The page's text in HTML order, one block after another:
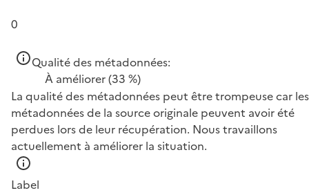
0
Qualité des métadonnées:
À améliorer(33 %)
La qualité des métadonnées peut être trompeuse car les
métadonnées de la source originale peuvent avoir été
perdues lors de leur récupération. Nous travaillons
actuellement à améliorer la situation.
Label